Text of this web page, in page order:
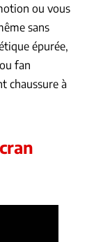
ou vous
sans
épurée,
fan
chaussure à